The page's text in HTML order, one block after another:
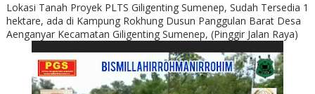
Lokasi Tanah Proyek PLTS Giligenting Sumenep, Sudah Tersedia 1
hektare, ada di Kampung Rokhung Dusun Panggulan Barat Desa
Aenganyar Kecamatan Giligenting Sumenep, (Pinggir Jalan Raya)